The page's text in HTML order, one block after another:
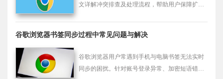
文详解冲突排查及处理流程，帮助用户保障扩展
谷歌浏览器书签同步过程中常见问题与解决
谷歌浏览器用户常遇到手机与电脑书签无法实时
同步的困扰。针对账号登录异常、加密短语错误